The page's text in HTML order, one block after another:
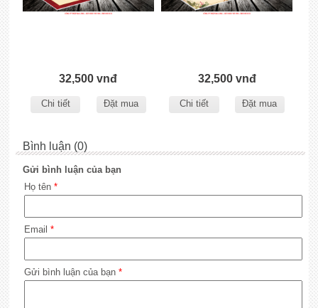
32,500 vnđ
Chi tiết Đặt mua
32,500 vnđ
Chi tiết Đặt mua
Bình luận (0)
Gửi bình luận của bạn
Họ tên *
Email *
Gửi bình luận của bạn *